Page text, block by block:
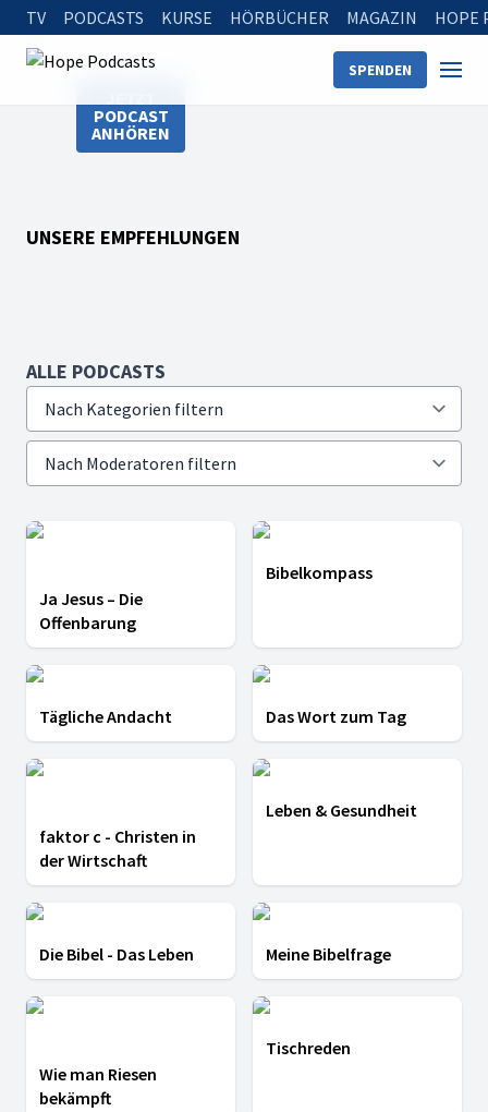
TV PODCASTS KURSE HÖRBÜCHER MAGAZIN HOPE
SPENDEN
PODCAST
ANHÖREN
UNSERE EMPFEHLUNGEN
ALLE PODCASTS
Ja Jesus – Die
Offenbarung
Bibelkompass
Tägliche Andacht Das Wort zum Tag
faktor c - Christen in
der Wirtschaft
Leben & Gesundheit
Die Bibel - Das Leben Meine Bibelfrage
Wie man Riesen
bekämpft
Tischreden